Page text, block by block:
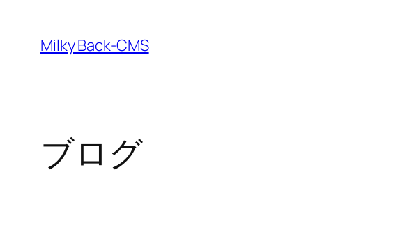
Milky Back-CMS
ブログ